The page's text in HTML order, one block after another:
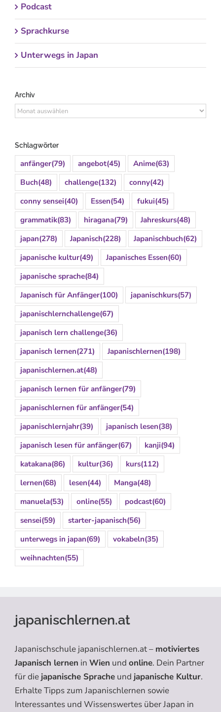
Podcast
Sprachkurse
Unterwegs in Japan
Archiv
Archiv
Schlagwörter
anfänger(79) angebot(45) Anime(63)
Buch(48) challenge(132) conny(42)
conny sensei(40) Essen(54) fukui(45)
grammatik(83) hiragana(79) Jahreskurs(48)
japan(278) Japanisch(228) Japanischbuch(62)
japanische kultur(49) Japanisches Essen(60)
japanische sprache(84)
Japanisch für Anfänger(100) japanischkurs(57)
japanischlernchallenge(67)
japanisch lern challenge(36)
japanisch lernen(271) Japanischlernen(198)
japanischlernen.at(48)
japanisch lernen für anfänger(79)
japanischlernen für anfänger(54)
japanischlernjahr(39) japanisch lesen(38)
japanisch lesen für anfänger(67) kanji(94)
katakana(86) kultur(36) kurs(112)
lernen(68) lesen(44) Manga(48)
manuela(53) online(55) podcast(60)
sensei(59) starter-japanisch(56)
unterwegs in japan(69) vokabeln(35)
weihnachten(55)
japanischlernen.at
Japanischschule japanischlernen.at – motiviertes
Japanisch lernen in Wien und online. Dein Partner
für die japanische Sprache und japanische Kultur.
Erhalte Tipps zum Japanischlernen sowie
Interessantes und Wissenswertes über Japan in